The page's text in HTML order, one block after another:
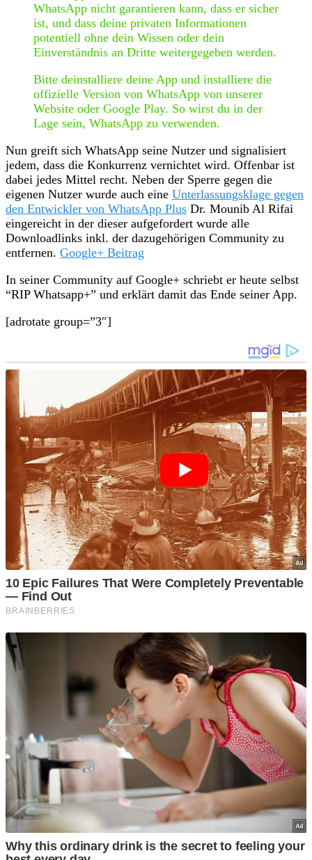
WhatsApp nicht garantieren kann, dass er sicher
ist, und dass deine privaten Informationen
potentiell ohne dein Wissen oder dein
Einverständnis an Dritte weitergegeben werden.
Bitte deinstalliere deine App und installiere die
offizielle Version von WhatsApp von unserer
Website oder Google Play. So wirst du in der
Lage sein, WhatsApp zu verwenden.
Nun greift sich WhatsApp seine Nutzer und signalisiert
jedem, dass die Konkurrenz vernichtet wird. Offenbar ist
dabei jedes Mittel recht. Neben der Sperre gegen die
eigenen Nutzer wurde auch eine Unterlassungsklage gegen
den Entwickler von WhatsApp Plus Dr. Mounib Al Rifai
eingereicht in der dieser aufgefordert wurde alle
Downloadlinks inkl. der dazugehörigen Community zu
entfernen. Google+ Beitrag
In seiner Community auf Google+ schriebt er heute selbst
“RIP Whatsapp+” und erklärt damit das Ende seiner App.
[adrotate group=”3″]